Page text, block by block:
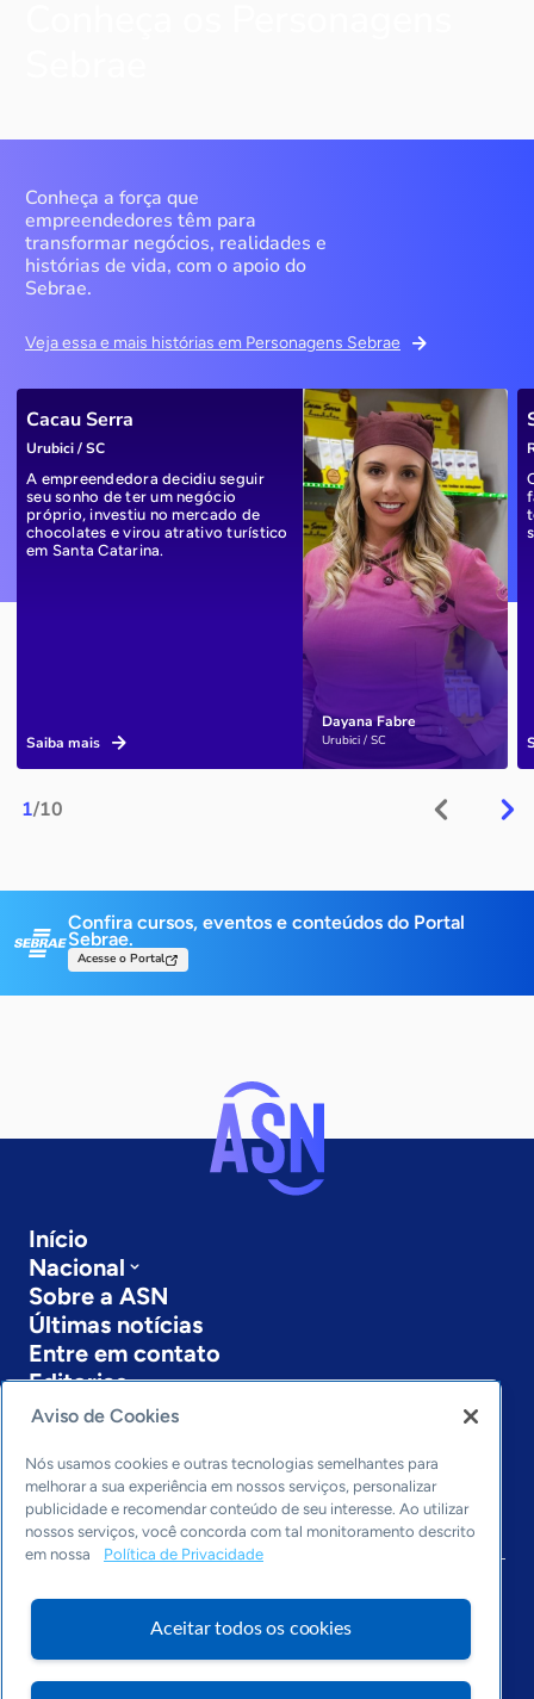
Conheça a força que
empreendedores têm para
transformar negócios, realidades e
histórias de vida, com o apoio do
Sebrae.
Veja essa e mais histórias em Personagens Sebrae
1/10
Dayana Fabre
Urubici / SC
Cacau Serra
Urubici / SC
A empreendedora decidiu seguir
seu sonho de ter um negócio
próprio, investiu no mercado de
chocolates e virou atrativo turístico
em Santa Catarina.
Saiba mais
Confira cursos, eventos e conteúdos do Portal
Sebrae.
Acesse o Portal
Início
Nacional
Sobre a ASN
Últimas notícias
Entre em contato
Editorias
Economia & Política
Inovação & Tecnologia
Cultura empreendedora
Dados
Arquivo
Aviso de Cookies
Nós usamos cookies e outras tecnologias semelhantes para
melhorar a sua experiência em nossos serviços, personalizar
publicidade e recomendar conteúdo de seu interesse. Ao utilizar
nossos serviços, você concorda com tal monitoramento descrito
em nossa
Política de Privacidade
Aceitar todos os cookies